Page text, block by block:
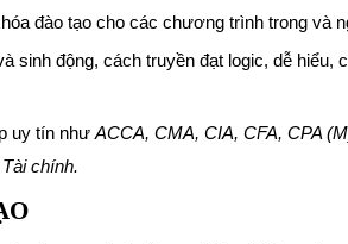
đào tạo cho các chương trình trong và
sinh động, cách truyền đạt logic, dễ hiểu,
uy tín như ACCA, CMA, CIA, CFA, CPA
chính.